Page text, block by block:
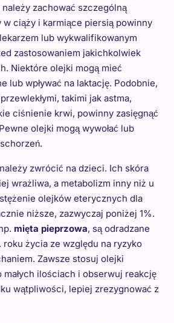
zachować szczególną
w ciąży i karmiące piersią powinny
lub wykwalifikowanym
zastosowaniem jakichkolwiek
Niektóre olejki mogą mieć
lub wpływać na laktację. Podobnie,
takimi jak astma,
ciśnienie krwi, powinny zasięgnąć
olejki mogą wywołać lub
zwrócić na dzieci. Ich skóra
wrażliwa, a metabolizm inny niż u
olejków eterycznych dla
niższe, zazwyczaj poniżej 1%.
mięta pieprzowa, są odradzane
życia ze względu na ryzyko
Zawsze stosuj olejki
ilościach i obserwuj reakcję
wątpliwości, lepiej zrezygnować z